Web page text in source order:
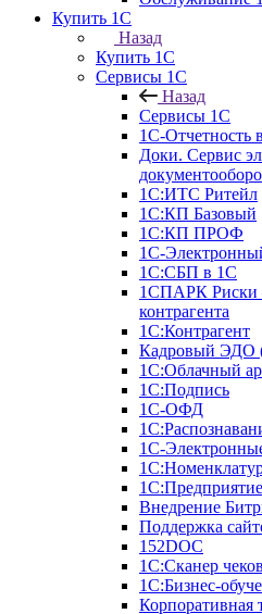
Купить 1С
Назад
Купить 1С
Сервисы 1С
Назад
Сервисы 1С
1С-Отчетность
Доки. Сервис
1С:ИТС Ритейл
1С:КП Базовый
1С:КП ПРОФ
1С-
1С:СБП в 1С
1СПАРК Риски
контрагента
1С:Контрагент
Кадровый ЭДО
1С:Облачный
1С:Подпись
1С-ОФД
1С-
Внедрение
Поддержка
152DOC
1С:Сканер чеков
1С:Бизнес-
Корпоративная